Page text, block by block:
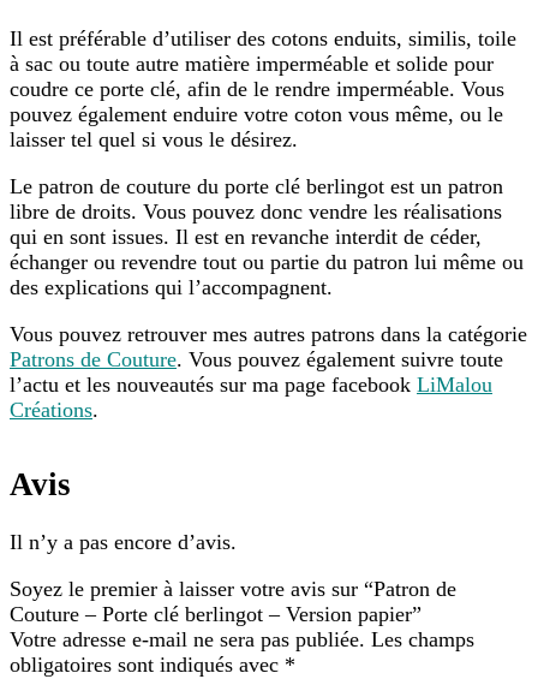
Il est préférable d’utiliser des cotons enduits, similis, toile
à sac ou toute autre matière imperméable et solide pour
coudre ce porte clé, afin de le rendre imperméable. Vous
pouvez également enduire votre coton vous même, ou le
laisser tel quel si vous le désirez.
Le patron de couture du porte clé berlingot est un patron
libre de droits. Vous pouvez donc vendre les réalisations
qui en sont issues. Il est en revanche interdit de céder,
échanger ou revendre tout ou partie du patron lui même ou
des explications qui l’accompagnent.
Vous pouvez retrouver mes autres patrons dans la catégorie
Patrons de Couture. Vous pouvez également suivre toute
l’actu et les nouveautés sur ma page facebook LiMalou
Créations.
Avis
Il n’y a pas encore d’avis.
Soyez le premier à laisser votre avis sur “Patron de
Couture – Porte clé berlingot – Version papier”
Votre adresse e-mail ne sera pas publiée. Les champs
obligatoires sont indiqués avec *